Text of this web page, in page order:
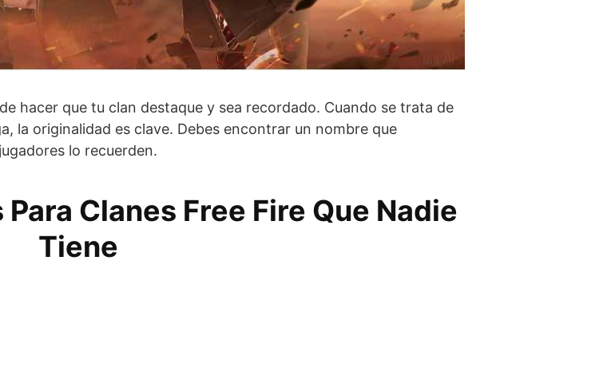
hacer que tu clan destaque y sea recordado. Cuando se trata de
la originalidad es clave. Debes encontrar un nombre que
lo recuerden.
Clanes Free Fire Que Nadie
Tiene